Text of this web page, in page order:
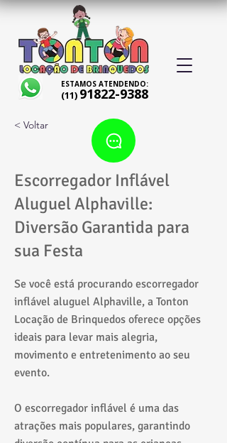
ESTAMOS ATENDENDO:
(11) 91822-9388
< Voltar
Escorregador Inflável
Aluguel Alphaville:
Diversão Garantida para
sua Festa
Se você está procurando escorregador
inflável aluguel Alphaville, a Tonton
Locação de Brinquedos oferece opções
ideais para levar mais alegria,
movimento e entretenimento ao seu
evento.
O escorregador inflável é uma das
atrações mais populares, garantindo